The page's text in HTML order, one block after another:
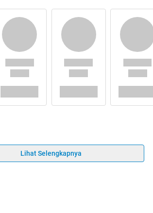
Lihat Selengkapnya